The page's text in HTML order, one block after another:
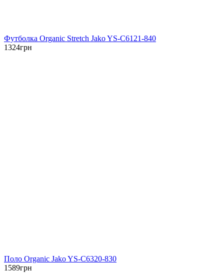
Футболка Organic Stretch Jako YS-C6121-840
1324грн
Поло Organic Jako YS-C6320-830
1589грн